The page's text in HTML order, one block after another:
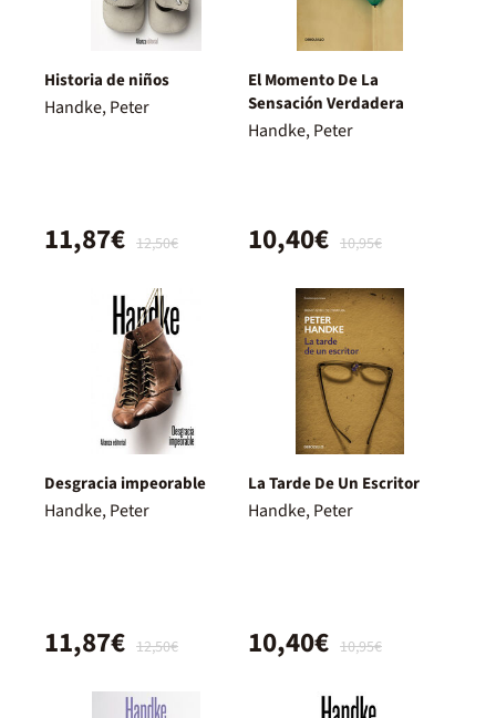
Historia de niños
Handke, Peter
12,50€
11,87€
El Momento De La
Sensación Verdadera
Handke, Peter
10,95€
10,40€
Desgracia impeorable
Handke, Peter
12,50€
11,87€
La Tarde De Un Escritor
Handke, Peter
10,95€
10,40€